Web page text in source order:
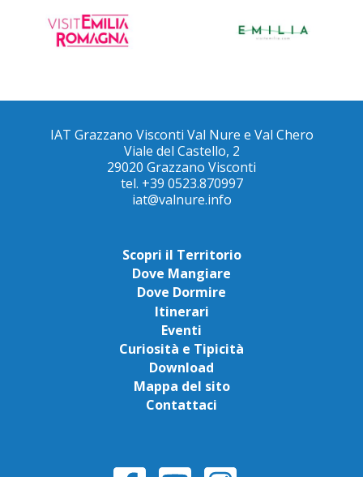
IAT Grazzano Visconti Val Nure e Val Chero
Viale del Castello, 2
29020 Grazzano Visconti
tel. +39 0523.870997
iat@valnure.info
Scopri il Territorio
Dove Mangiare
Dove Dormire
Itinerari
Eventi
Curiosità e Tipicità
Download
Mappa del sito
Contattaci